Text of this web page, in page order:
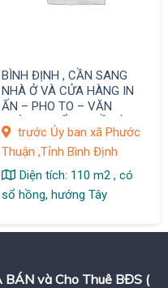
BÌNH ĐỊNH , CẦN SANG
NHÀ Ở VÀ CỬA HÀNG IN
ẤN – PHO TO – VĂN
PHÒNG PHẨM – ĐỒ DÙNG
HỌC SINH TRƯỚC ỦY BAN
XÃ
trước Ủy ban xã Phước
Thuận ,Tỉnh Bình Định
Diện tích: 110 m2 , có
sổ hồng, hướng Tây
BÁN và Cho Thuê BĐS (